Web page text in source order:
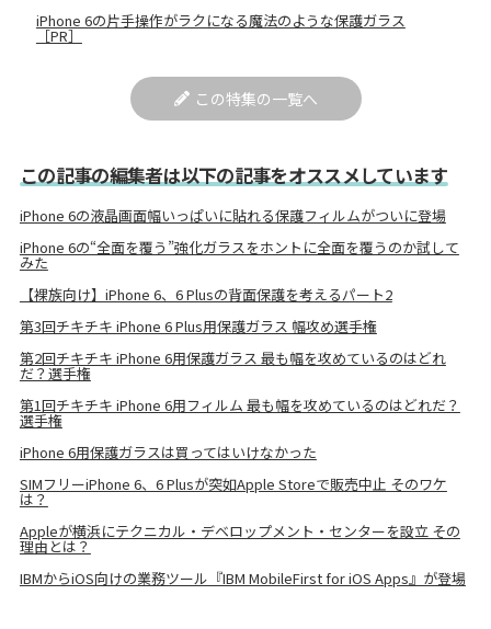
iPhone 6の片手操作がラクになる魔法のような保護ガラス
［PR］
この特集の一覧へ
この記事の編集者は以下の記事をオススメしています
iPhone 6の液晶画面幅いっぱいに貼れる保護フィルムがついに登場
iPhone 6の“全面を覆う”強化ガラスをホントに全面を覆うのか試して
みた
【裸族向け】iPhone 6、6 Plusの背面保護を考えるパート2
第3回チキチキ iPhone 6 Plus用保護ガラス 幅攻め選手権
第2回チキチキ iPhone 6用保護ガラス 最も幅を攻めているのはどれ
だ？選手権
第1回チキチキ iPhone 6用フィルム 最も幅を攻めているのはどれだ？
選手権
iPhone 6用保護ガラスは買ってはいけなかった
SIMフリーiPhone 6、6 Plusが突如Apple Storeで販売中止 そのワケ
は？
Appleが横浜にテクニカル・デベロップメント・センターを設立 その
理由とは？
IBMからiOS向けの業務ツール『IBM MobileFirst for iOS Apps』が登場